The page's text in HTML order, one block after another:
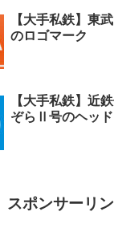
【大手私鉄】東
のロゴマーク
【大手私鉄】近
ぞらⅡ号のヘッド
スポンサーリ